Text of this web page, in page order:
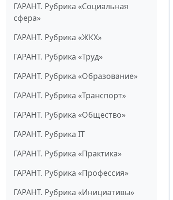
ГАРАНТ. Рубрика «Социальная
сфера»
ГАРАНТ. Рубрика «ЖКХ»
ГАРАНТ. Рубрика «Труд»
ГАРАНТ. Рубрика «Образование»
ГАРАНТ. Рубрика «Транспорт»
ГАРАНТ. Рубрика «Общество»
ГАРАНТ. Рубрика IT
ГАРАНТ. Рубрика «Практика»
ГАРАНТ. Рубрика «Профессия»
ГАРАНТ. Рубрика «Инициативы»